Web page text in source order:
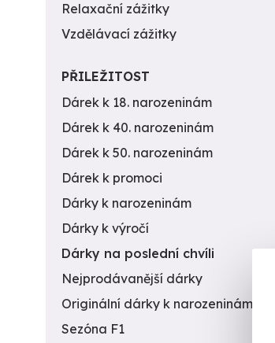
Relaxační zážitky
Vzdělávací zážitky
PŘILEŽITOST
Dárek k 18. narozeninám
Dárek k 40. narozeninám
Dárek k 50. narozeninám
Dárek k promoci
Dárky k narozeninám
Dárky k výročí
Dárky na poslední chvíli
Nejprodávanější dárky
Originální dárky k narozeninám
Sezóna F1